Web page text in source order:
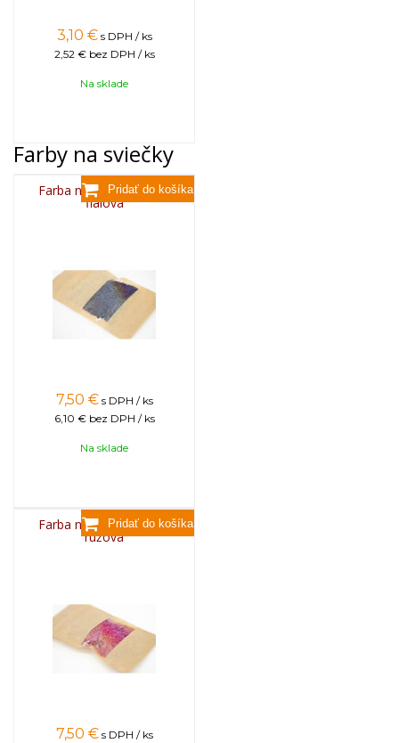
3,10 € s DPH / ks
2,52 € bez DPH / ks
Na sklade
Farby na sviečky
Farba na sviečky, 25g -
fialová
7,50 € s DPH / ks
6,10 € bez DPH / ks
Na sklade
Farba na sviečky, 25g -
ružová
7,50 € s DPH / ks